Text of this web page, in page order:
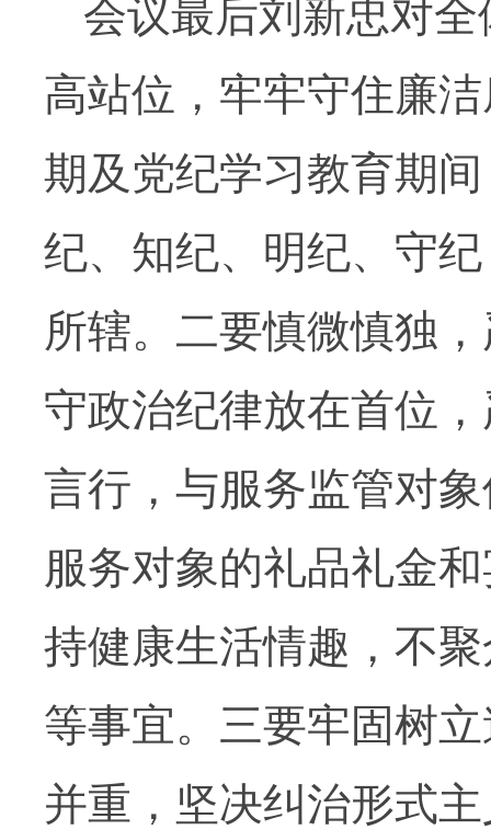
会议最后刘新忠对
高站位，牢牢守住廉
期及党纪学习教育期
纪、知纪、明纪、守
所辖。二要慎微慎独
守政治纪律放在首位
言行，与服务监管对
服务对象的礼品礼金
持健康生活情趣，不
等事宜。三要牢固树
并重，坚决纠治形式